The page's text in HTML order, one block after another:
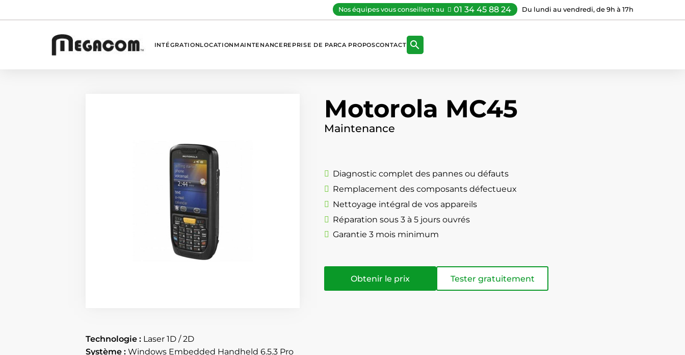
Nos équipes vous conseillent au 01 34 45 88 24 Du lundi au vendredi, de 9h à 17h
INTÉGRATIONLOCATION MAINTENANCE REPRISE DE PARCA PROPOSCONTACT 
Motorola MC45
Maintenance
Diagnostic complet des pannes ou défauts
Remplacement des composants défectueux
Nettoyage intégral de vos appareils
Réparation sous 3 à 5 jours ouvrés
Garantie 3 mois minimum
Obtenir le prix Tester gratuitement
Technologie : Laser 1D / 2D
Système : Windows Embedded Handheld 6.5.3 Pro